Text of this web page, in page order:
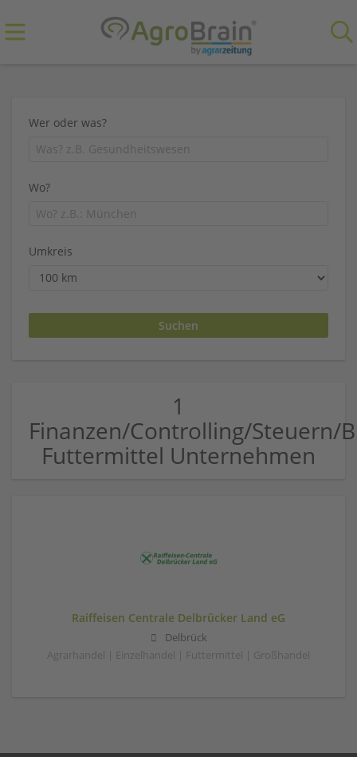
Wer oder was?
Wo?
Umkreis
1
Finanzen/Controlling/Steuern/
Futtermittel Unternehmen
Raiffeisen Centrale Delbrücker Land eG
Delbrück
Agrarhandel | Einzelhandel | Futtermittel | Großhandel